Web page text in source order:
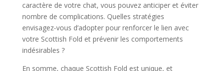
caractère de votre chat, vous pouvez anticiper et éviter
nombre de complications. Quelles stratégies
envisagez-vous d’adopter pour renforcer le lien avec
votre Scottish Fold et prévenir les comportements
indésirables ?
En somme, chaque Scottish Fold est unique, et